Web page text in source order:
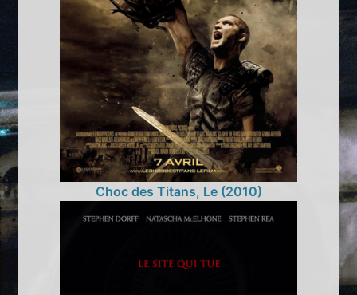
Choc des Titans, Le (2010)